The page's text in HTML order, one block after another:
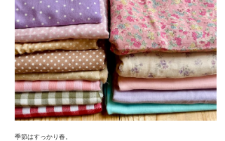
季節はすっかり春。